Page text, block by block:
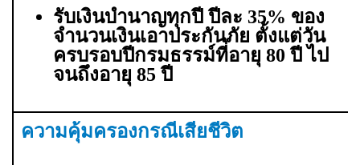
รับเงินบำนาญทุกปี ปีละ 35% ของ
จำนวนเงินเอาประกันภัย ตั้งแต่วัน
ครบรอบปีกรมธรรม์ที่อายุ 80 ปี ไป
จนถึงอายุ 85 ปี
ความคุ้มครองกรณีเสียชีวิต